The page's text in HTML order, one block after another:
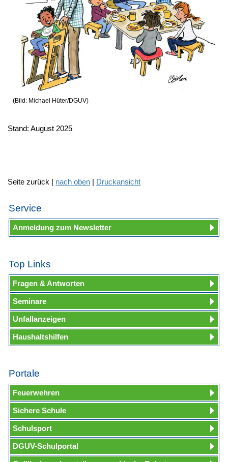
(Bild: Michael Hüter/DGUV)
Stand: August 2025
Seite zurück | nach oben | Druckansicht
Service
Anmeldung zum Newsletter
Top Links
Fragen & Antworten
Seminare
Unfallanzeigen
Haushaltshilfen
Portale
Feuerwehren
Sichere Schule
Schulsport
DGUV-Schulportal